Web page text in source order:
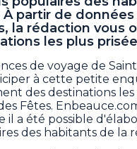
À partir de
la rédaction vous
les plus
de voyage de
à cette petite
des destinations
Fêtes.
il a été possible
des habitants de la